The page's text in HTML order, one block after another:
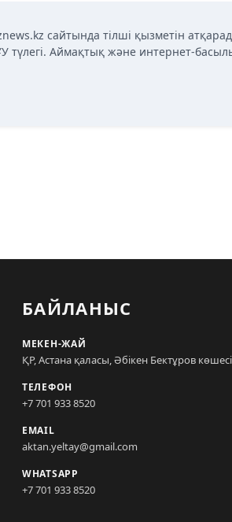
сайтында тілші қызметін
түлегі. Аймақтық және интернет-
БАЙЛАНЫС
МЕКЕН-ЖАЙ
ҚР, Астана қаласы, Әбікен Бектұров
ТЕЛЕФОН
+7 701 933 8520
EMAIL
aktan.yeltay@gmail.com
WHATSAPP
+7 701 933 8520